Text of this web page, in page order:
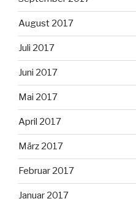
August 2017
Juli 2017
Juni 2017
Mai 2017
April 2017
März 2017
Februar 2017
Januar 2017